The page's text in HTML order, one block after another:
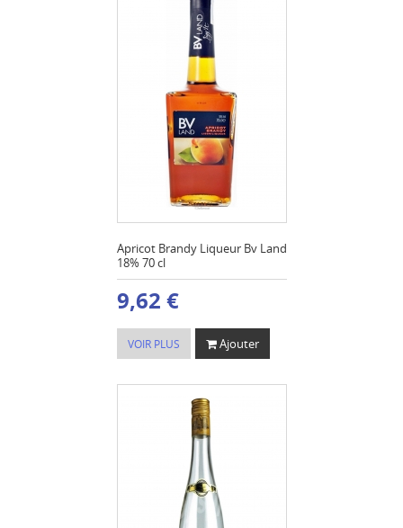
Apricot Brandy Liqueur Bv Land
18% 70 cl
9,62 €
VOIR PLUS Ajouter